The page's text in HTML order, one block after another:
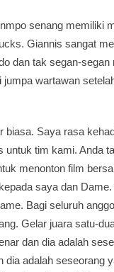
senang memiliki
Giannis sangat
dan tak segan-segan
jumpa wartawan
biasa. Saya rasa
untuk tim kami. Anda
menonton film
saya dan
Bagi seluruh
Gelar juara satu-
dan dia adalah
dia adalah seseorang